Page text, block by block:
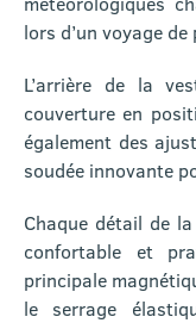
lors d’un voyage
L’arrière de la
couverture en
également des
soudée innovante
Chaque détail de
confortable et
principale
le serrage